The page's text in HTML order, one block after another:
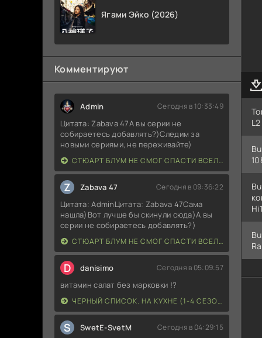
Ягами Эйко (2026)
Комментируют
Admin Сегодня в 10:33:49
Цитата: Zabava 47А вы серии не
собираетесь добавлять?)Следим за
новыми сериями, не переживайте)
СТЮАРТ БЛУМ НЕ СМОГ СПАСТИ ВСЕЛЕННУЮ (2026)
Z Zabava 47 Сегодня в 09:36:22
Цитата: AdminЦитата: Zabava 47Сама
нашла)Вот лучше бы скинули сюда)А вы
серии не собираетесь добавлять?)
СТЮАРТ БЛУМ НЕ СМОГ СПАСТИ ВСЕЛЕННУЮ (2026)
D danisimo Сегодня в 05:09:57
витамин салат без марковки !?
ЧЕРНЫЙ СПИСОК. НА КУХНЕ (1-4 СЕЗОН)
S SwetE-SvetM Сегодня в 04:29:15
L2